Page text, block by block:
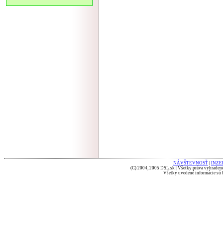
NÁVŠTEVNOSŤ
(C) 2004, 2005 DSL.sk | Všetky práva
Všetky uvedené informácie sú